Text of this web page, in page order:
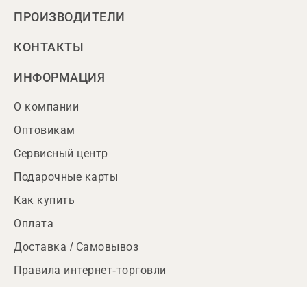
ПРОИЗВОДИТЕЛИ
КОНТАКТЫ
ИНФОРМАЦИЯ
О компании
Оптовикам
Сервисный центр
Подарочные карты
Как купить
Оплата
Доставка / Самовывоз
Правила интернет-торговли